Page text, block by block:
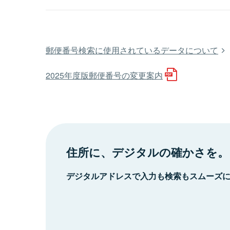
郵便番号検索に使用されているデータについて
2025年度版郵便番号の変更案内
住所に、デジタルの確かさを。
デジタルアドレスで入力も検索もスムーズ